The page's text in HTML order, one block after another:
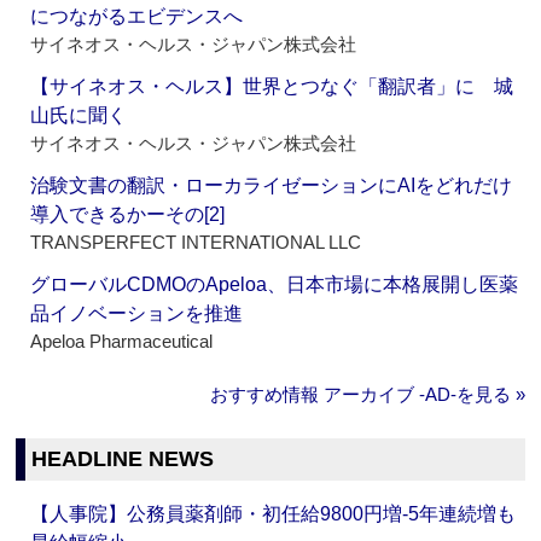
につながるエビデンスへ
サイネオス・ヘルス・ジャパン株式会社
【サイネオス・ヘルス】世界とつなぐ「翻訳者」に 城
山氏に聞く
サイネオス・ヘルス・ジャパン株式会社
治験文書の翻訳・ローカライゼーションにAIをどれだけ
導入できるかーその[2]
TRANSPERFECT INTERNATIONAL LLC
グローバルCDMOのApeloa、日本市場に本格展開し医薬
品イノベーションを推進
Apeloa Pharmaceutical
おすすめ情報 アーカイブ ‐AD‐を見る »
HEADLINE NEWS
【人事院】公務員薬剤師・初任給9800円増‐5年連続増も